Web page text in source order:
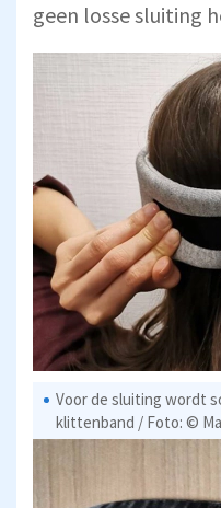
geen losse sluiting
Voor de sluiting wordt
klittenband / Foto: ©